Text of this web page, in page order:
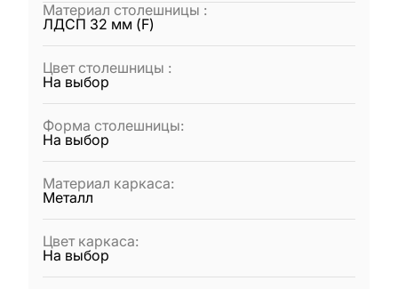
Материал столешницы :
ЛДСП 32 мм (F)
Цвет столешницы :
На выбор
Форма столешницы:
На выбор
Материал каркаса:
Металл
Цвет каркаса:
На выбор